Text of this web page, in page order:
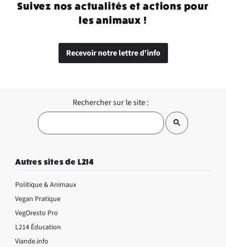
Suivez nos actualités et actions pour
les animaux !
Recevoir notre lettre d'info
Rechercher sur le site :
Autres sites de L214
Politique & Animaux
Vegan Pratique
VegOresto Pro
L214 Éducation
Viande.info